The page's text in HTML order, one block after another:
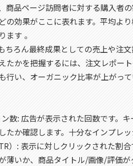
商品ページ訪問者に対する購入者
の効果がここに表れます。平均よ
ます 。
ちろん最終成果としての売上や注
たかを把握するには、注文レポー
行い、オーガニック比率が上がっ
数: 広告が表示された回数です。
たか確認します。十分なインプレ
）: 表示に対しクリックされた割
薄いか、商品タイトル/画像/評価